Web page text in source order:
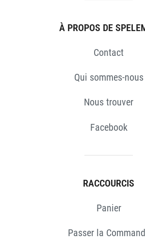
À PROPOS DE
Contact
Qui sommes-nous
Nous trouver
Facebook
RACCOURCIS
Panier
Passer la